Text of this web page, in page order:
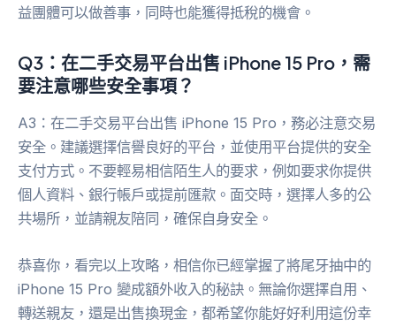
益團體可以做善事，同時也能獲得抵稅的機會。
Q3：在二手交易平台出售 iPhone 15 Pro，需
要注意哪些安全事項？
A3：在二手交易平台出售 iPhone 15 Pro，務必注意交易
安全。建議選擇信譽良好的平台，並使用平台提供的安全
支付方式。不要輕易相信陌生人的要求，例如要求你提供
個人資料、銀行帳戶或提前匯款。面交時，選擇人多的公
共場所，並請親友陪同，確保自身安全。
恭喜你，看完以上攻略，相信你已經掌握了將尾牙抽中的
iPhone 15 Pro 變成額外收入的秘訣。無論你選擇自用、
轉送親友，還是出售換現金，都希望你能好好利用這份幸